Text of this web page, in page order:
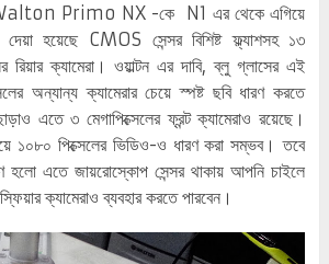
Walton Primo NX -কে N1 এর থেকে এগিয়ে
হয়েছে CMOS সেন্সর বিশিষ্ট ফ্ল্যাশসহ ১৩
রিয়ার ক্যামেরা। ওয়াল্টন এর দাবি, ব্লু গ্লাসের এই
অন্যান্য ক্যামেরার চেয়ে স্পষ্ট ছবি ধারণ করতে
এতে ৩ মেগাপিক্সেলের ফ্রন্ট ক্যামেরাও রয়েছে।
১০৮০ পিক্সেলের ভিডিও-ও ধারণ করা সম্ভব। তবে
হলো এতে জায়রোস্কোপ সেন্সর থাকায় আপনি চাইলে
ক্যামেরাও ব্যবহার করতে পারবেন।